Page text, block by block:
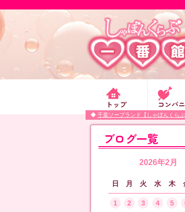
トップ コンパ
千葉ソープランド【しゃぼんくら
ブログ一覧
2026年2月
日 月 火 水 木
1 2 3 4 5